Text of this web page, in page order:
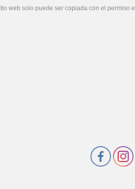
web solo puede ser copiada con el permiso